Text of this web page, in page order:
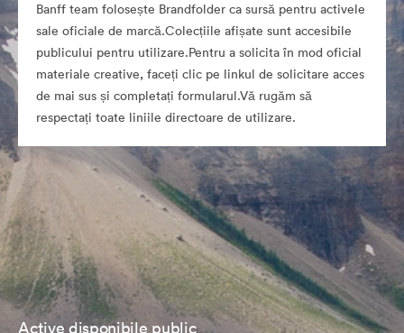
Banff team folosește Brandfolder ca sursă pentru activele
sale oficiale de marcă.Colecțiile afișate sunt accesibile
publicului pentru utilizare.Pentru a solicita în mod oficial
materiale creative, faceți clic pe linkul de solicitare acces
de mai sus și completați formularul.Vă rugăm să
respectați toate liniile directoare de utilizare.
Active disponibile public